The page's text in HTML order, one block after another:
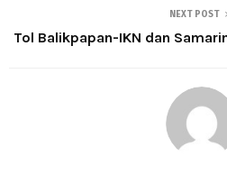
NEXT POST
Tol Balikpapan-IKN dan